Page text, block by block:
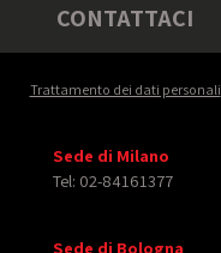
CONTATTACI
Trattamento dei dati personali
Sede di Milano
Tel: 02-84161377
Sede di Bologna